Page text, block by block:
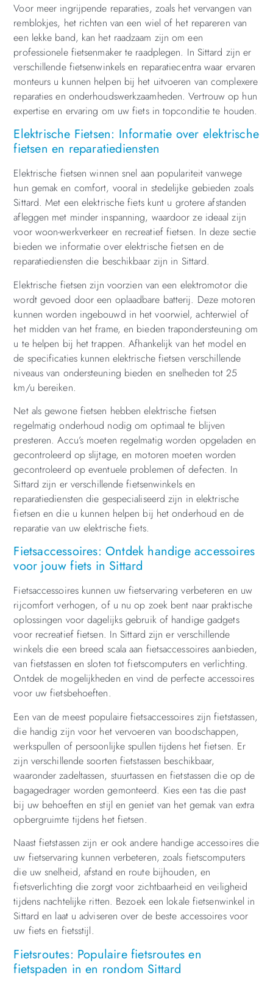
Voor meer ingrijpende reparaties, zoals het vervangen van
remblokjes, het richten van een wiel of het repareren van
een lekke band, kan het raadzaam zijn om een
professionele fietsenmaker te raadplegen. In Sittard zijn er
verschillende fietsenwinkels en reparatiecentra waar ervaren
monteurs u kunnen helpen bij het uitvoeren van complexere
reparaties en onderhoudswerkzaamheden. Vertrouw op hun
expertise en ervaring om uw fiets in topconditie te houden.
Elektrische Fietsen: Informatie over elektrische
fietsen en reparatiediensten
Elektrische fietsen winnen snel aan populariteit vanwege
hun gemak en comfort, vooral in stedelijke gebieden zoals
Sittard. Met een elektrische fiets kunt u grotere afstanden
afleggen met minder inspanning, waardoor ze ideaal zijn
voor woon-werkverkeer en recreatief fietsen. In deze sectie
bieden we informatie over elektrische fietsen en de
reparatiediensten die beschikbaar zijn in Sittard.
Elektrische fietsen zijn voorzien van een elektromotor die
wordt gevoed door een oplaadbare batterij. Deze motoren
kunnen worden ingebouwd in het voorwiel, achterwiel of
het midden van het frame, en bieden trapondersteuning om
u te helpen bij het trappen. Afhankelijk van het model en
de specificaties kunnen elektrische fietsen verschillende
niveaus van ondersteuning bieden en snelheden tot 25
km/u bereiken.
Net als gewone fietsen hebben elektrische fietsen
regelmatig onderhoud nodig om optimaal te blijven
presteren. Accu’s moeten regelmatig worden opgeladen en
gecontroleerd op slijtage, en motoren moeten worden
gecontroleerd op eventuele problemen of defecten. In
Sittard zijn er verschillende fietsenwinkels en
reparatiediensten die gespecialiseerd zijn in elektrische
fietsen en die u kunnen helpen bij het onderhoud en de
reparatie van uw elektrische fiets.
Fietsaccessoires: Ontdek handige accessoires
voor jouw fiets in Sittard
Fietsaccessoires kunnen uw fietservaring verbeteren en uw
rijcomfort verhogen, of u nu op zoek bent naar praktische
oplossingen voor dagelijks gebruik of handige gadgets
voor recreatief fietsen. In Sittard zijn er verschillende
winkels die een breed scala aan fietsaccessoires aanbieden,
van fietstassen en sloten tot fietscomputers en verlichting.
Ontdek de mogelijkheden en vind de perfecte accessoires
voor uw fietsbehoeften.
Een van de meest populaire fietsaccessoires zijn fietstassen,
die handig zijn voor het vervoeren van boodschappen,
werkspullen of persoonlijke spullen tijdens het fietsen. Er
zijn verschillende soorten fietstassen beschikbaar,
waaronder zadeltassen, stuurtassen en fietstassen die op de
bagagedrager worden gemonteerd. Kies een tas die past
bij uw behoeften en stijl en geniet van het gemak van extra
opbergruimte tijdens het fietsen.
Naast fietstassen zijn er ook andere handige accessoires die
uw fietservaring kunnen verbeteren, zoals fietscomputers
die uw snelheid, afstand en route bijhouden, en
fietsverlichting die zorgt voor zichtbaarheid en veiligheid
tijdens nachtelijke ritten. Bezoek een lokale fietsenwinkel in
Sittard en laat u adviseren over de beste accessoires voor
uw fiets en fietsstijl.
Fietsroutes: Populaire fietsroutes en
fietspaden in en rondom Sittard